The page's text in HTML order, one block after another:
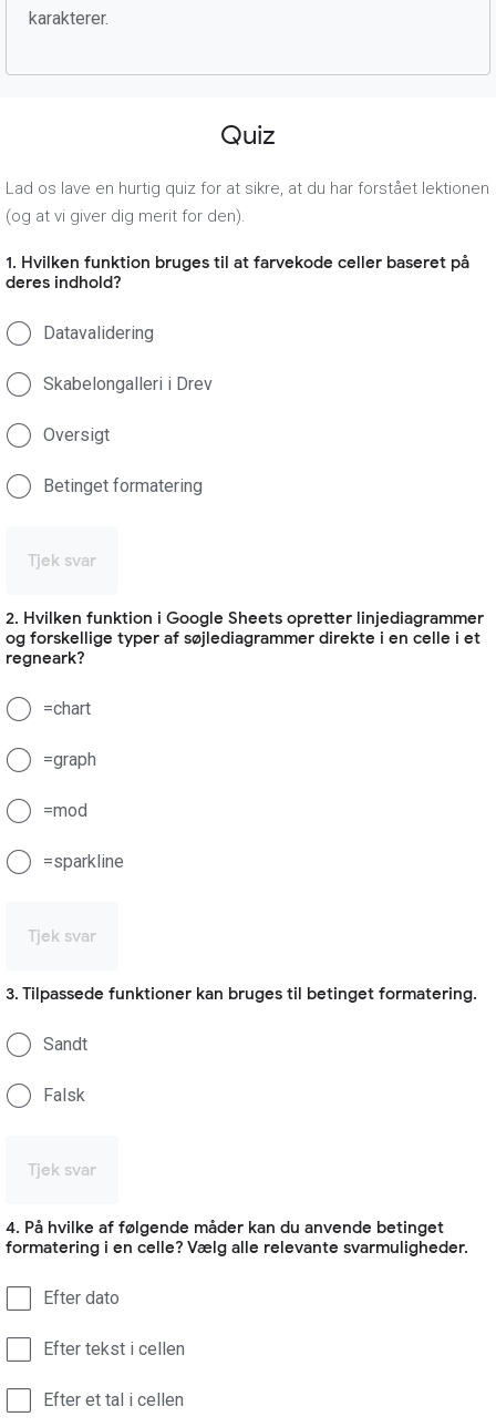
karakterer.
Quiz
Lad os lave en hurtig quiz for at sikre, at du har forstået lektionen
(og at vi giver dig merit for den).
1. Hvilken funktion bruges til at farvekode celler baseret på
deres indhold?
Datavalidering
Skabelongalleri i Drev
Oversigt
Betinget formatering
Tjek svar
2. Hvilken funktion i Google Sheets opretter linjediagrammer
og forskellige typer af søjlediagrammer direkte i en celle i et
regneark?
=chart
=graph
=mod
=sparkline
Tjek svar
3. Tilpassede funktioner kan bruges til betinget formatering.
Sandt
Falsk
Tjek svar
4. På hvilke af følgende måder kan du anvende betinget
formatering i en celle? Vælg alle relevante svarmuligheder.
Efter dato
Efter tekst i cellen
Efter et tal i cellen